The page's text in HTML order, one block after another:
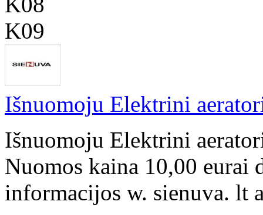
K09
Išnuomoju Elektrini
Išnuomoju Elektrini
Nuomos kaina 10,00 eurai
informacijos w. sienuva. lt